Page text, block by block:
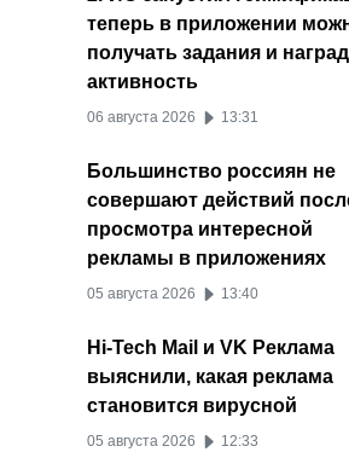
теперь в приложении
получать задания и
активность
06 августа 2026 13:31
Большинство россиян не
совершают действий
просмотра интересной
рекламы в приложениях
05 августа 2026 13:40
Hi-Tech Mail и VK Реклама
выяснили, какая реклама
становится вирусной
05 августа 2026 12:33